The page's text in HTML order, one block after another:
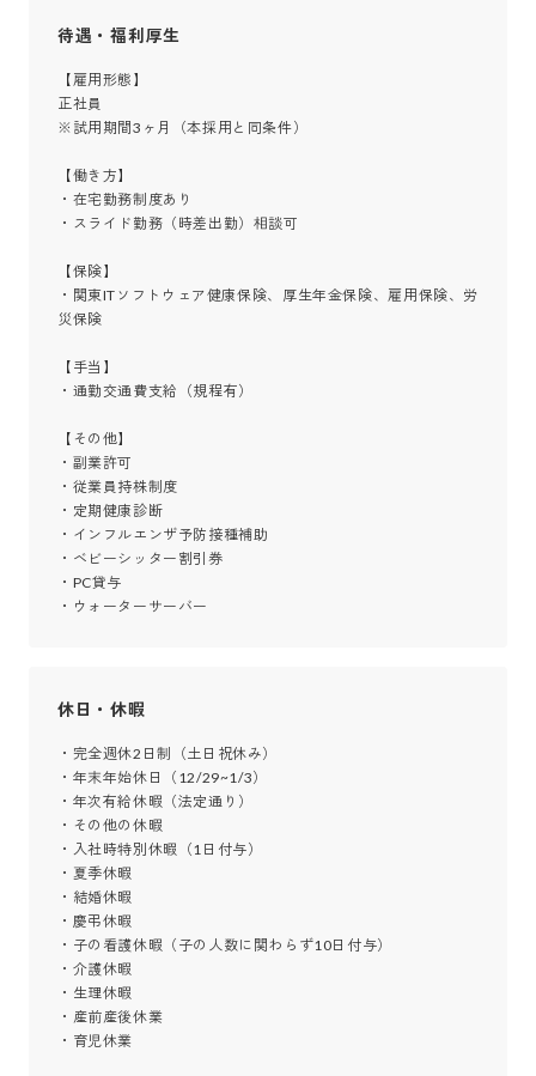
待遇・福利厚生
【雇用形態】
正社員
※試用期間3ヶ月（本採用と同条件）
【働き方】
・在宅勤務制度あり
・スライド勤務（時差出勤）相談可
【保険】
・関東ITソフトウェア健康保険、厚生年金保険、雇用保険、労
災保険
【手当】
・通勤交通費支給（規程有）
【その他】
・副業許可
・従業員持株制度
・定期健康診断
・インフルエンザ予防接種補助
・ベビーシッター割引券
・PC貸与
・ウォーターサーバー
休日・休暇
・完全週休2日制（土日祝休み）
・年末年始休日（12/29~1/3）
・年次有給休暇（法定通り）
・その他の休暇
・入社時特別休暇（1日付与）
・夏季休暇
・結婚休暇
・慶弔休暇
・子の看護休暇（子の人数に関わらず10日付与）
・介護休暇
・生理休暇
・産前産後休業
・育児休業